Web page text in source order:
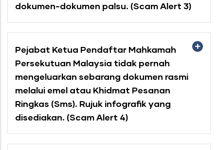
dokumen-dokumen palsu. (Scam Alert 3)
Pejabat Ketua Pendaftar Mahkamah
Persekutuan Malaysia tidak pernah
mengeluarkan sebarang dokumen rasmi
melalui emel atau Khidmat Pesanan
Ringkas (Sms). Rujuk infografik yang
disediakan. (Scam Alert 4)